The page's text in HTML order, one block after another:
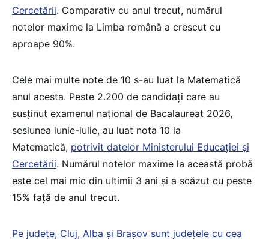
Cercetării. Comparativ cu anul trecut, numărul
notelor maxime la Limba română a crescut cu
aproape 90%.
Cele mai multe note de 10 s-au luat la Matematică
anul acesta. Peste 2.200 de candidați care au
susținut examenul național de Bacalaureat 2026,
sesiunea iunie-iulie, au luat nota 10 la
Matematică, potrivit datelor Ministerului Educației și
Cercetării. Numărul notelor maxime la această probă
este cel mai mic din ultimii 3 ani și a scăzut cu peste
15% față de anul trecut.
Pe județe, Cluj, Alba și Brașov sunt județele cu cea